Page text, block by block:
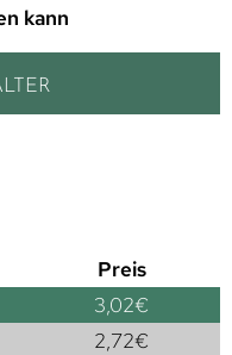
kann
Preis
3,02€
2,72€